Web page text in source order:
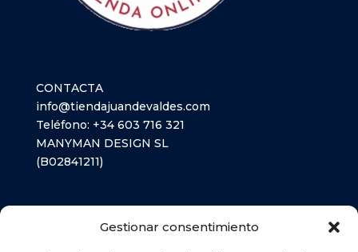
Gestionar consentimiento
CONTACTA
info@tiendajuandevaldes.com
Teléfono: +34 603 716 321
MANYMAN DESIGN SL
(B02841211)